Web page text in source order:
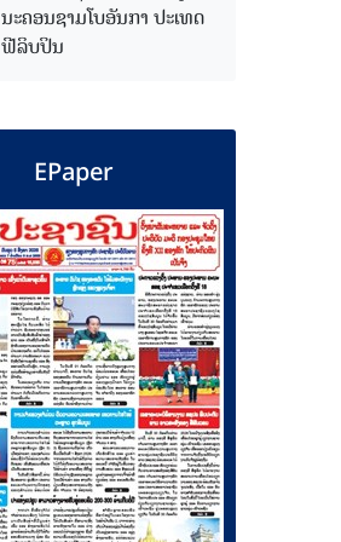
ນະຄອນຊາມໂບ​ອັນກາ ປະເທດ
ຟີລິບປິນ
EPaper